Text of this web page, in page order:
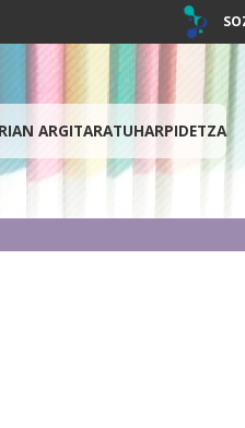
ARGITARATUHARPIDETZA